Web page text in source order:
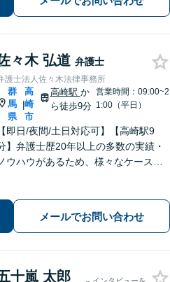
々木 弘道 弁護士
護士法人佐々木法律事務所
群
馬
県
|
高
崎
市
高崎駅 か
ら徒歩9分
営業時間：09:00~2
1:00（平日）
【即日/夜間/土日対応可】【高崎駅9
】弁護士歴20年以上の多数の実績・
ノウハウがあるため、様々なケースで
験・ノウハウを活かして共同して取り
組んでいきます。
メールでお問い合わせ
十嵐 太郎